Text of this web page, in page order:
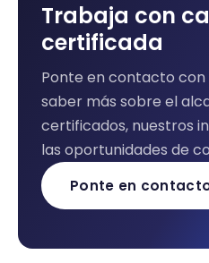
Trabaja con
certificada
Ponte en contacto
saber más sobre el
certificados, nuestros
las oportunidades de
Ponte en